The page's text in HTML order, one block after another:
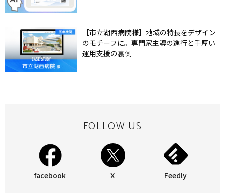
【市立湖西病院様】地域の特長をデザイン
のモチーフに。専門家主導の進行と手厚い
運用支援の裏側
FOLLOW US
facebook X Feedly